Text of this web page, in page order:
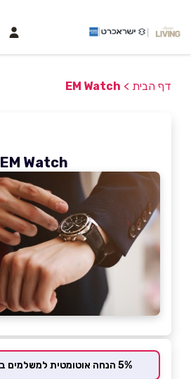
דף הבית >
EM Watch
EM Watch
5% הנחה אוטומטית למשלמים בכרטיס המועדון